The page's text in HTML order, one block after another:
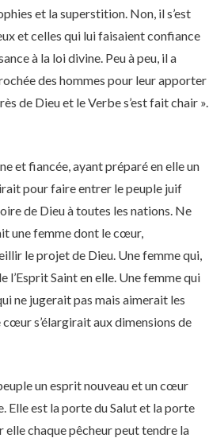
et la superstition. Non, il s’est
et celles qui lui faisaient confiance
à la loi divine. Peu à peu, il a
des hommes pour leur apporter
de Dieu et le Verbe s’est fait chair ».
et fiancée, ayant préparé en elle un
pour faire entrer le peuple juif
de Dieu à toutes les nations. Ne
une femme dont le cœur,
le projet de Dieu. Une femme qui,
l’Esprit Saint en elle. Une femme qui
ne jugerait pas mais aimerait les
s’élargirait aux dimensions de
un esprit nouveau et un cœur
Elle est la porte du Salut et la porte
elle chaque pêcheur peut tendre la